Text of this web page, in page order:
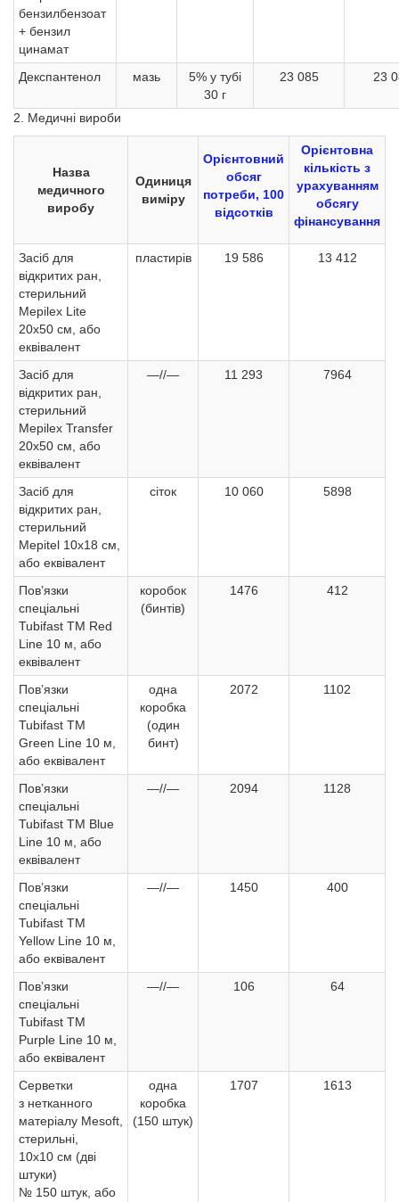
бензилбензоат
+ бензил
цинамат
Декспантенол
мазь
5% у тубі
30 г
23 085 23
2. Медичні вироби
Назва
медичного
виробу
Одиниця
виміру
Орієнтовний
обсяг
потреби, 100
відсотків
Орієнтовна
кількість з
урахуванням
обсягу
фінансування
Засіб для
відкритих ран,
стерильний
Mepilex Lite
20х50 см, або
еквівалент
пластирів 19 586 13 412
Засіб для
відкритих ран,
стерильний
Mepilex Transfer
20х50 см, або
еквівалент
—//— 11 293 7964
Засіб для
відкритих ран,
стерильний
Mepitel 10х18 см,
або еквівалент
сіток 10 060 5898
Пов’язки
спеціальні
Tubifast ТМ Red
Line 10 м, або
еквівалент
коробок
(бинтів)
1476 412
Пов’язки
спеціальні
Tubifast ТМ
Green Line 10 м,
або еквівалент
одна
коробка
(один
бинт)
2072 1102
Пов’язки
спеціальні
Tubifast ТМ Blue
Line 10 м, або
еквівалент
—//— 2094 1128
Пов’язки
спеціальні
Tubifast ТМ
Yellow Line 10 м,
або еквівалент
—//— 1450 400
Пов’язки
спеціальні
Tubifast ТМ
Purple Line 10 м,
або еквівалент
—//— 106 64
Серветки
з нетканного
матеріалу Mesoft,
стерильні,
10х10 см (дві
штуки)
№ 150 штук, або
одна
коробка
(150 штук)
1707 1613